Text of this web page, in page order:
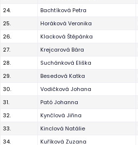
24.
Bachtíková Petra
25.
Horáková Veronika
26.
Klacková Štěpánka
27.
Krejcarová Bára
28.
Suchánková Eliška
29.
Besedová Katka
30.
Vodičková Johana
31.
Pató Johanna
32.
Kynčlová Jiřina
33.
Kinclová Natálie
34.
Kuříková Zuzana